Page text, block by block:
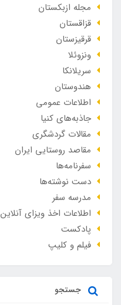
مجله ازبکستان
قزاقستان
قرقیزستان
ونزوئلا
سریلانکا
هندوستان
اطلاعات عمومی
جاذبه‌های کنیا
مقالات گردشگری
مقاصد روستایی ایران
سفرنامه‌ها
دست نوشته‌ها
مدرسه سفر
اطلاعات اخذ ویزای آنلاین
پادکست
فیلم و کلیپ
جستجو